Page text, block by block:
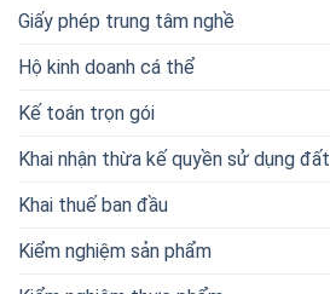
Giấy phép trung tâm nghề
Hộ kinh doanh cá thể
Kế toán trọn gói
Khai nhận thừa kế quyền sử dụng đất
Khai thuế ban đầu
Kiểm nghiệm sản phẩm